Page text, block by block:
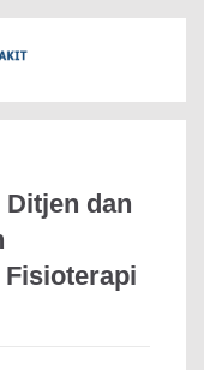
Ditjen dan